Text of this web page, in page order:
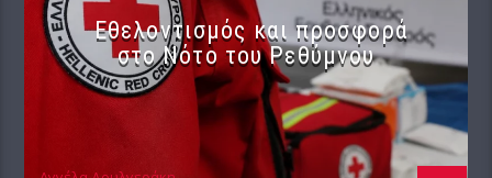
Εθελοντισμός και προσφορά
στο Νότο του Ρεθύμνου